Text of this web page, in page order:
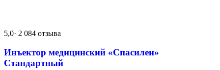
5,0· 2 084 отзыва
Инъектор медицинский «Спасилен»
Стандартный